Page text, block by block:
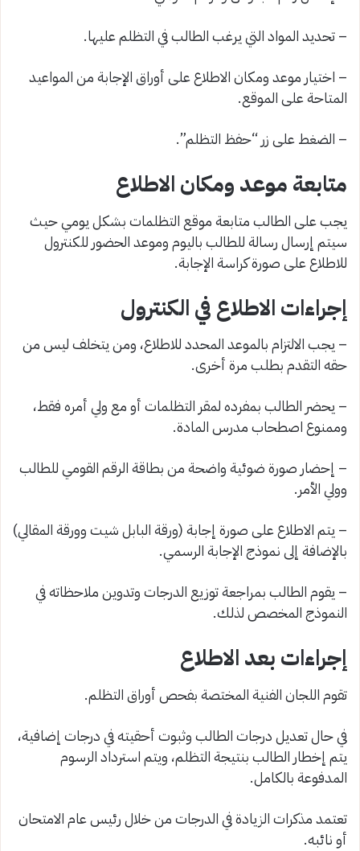
– تحديد المواد التي يرغب الطالب في التظلم عليها.
– اختيار موعد ومكان الاطلاع على أوراق الإجابة من المواعيد
المتاحة على الموقع.
– الضغط على زر “حفظ التظلم”.
متابعة موعد ومكان الاطلاع
يجب على الطالب متابعة موقع التظلمات بشكل يومي حيث
سيتم إرسال رسالة للطالب باليوم وموعد الحضور للكنترول
للاطلاع على صورة كراسة الإجابة.
إجراءات الاطلاع في الكنترول
– يجب الالتزام بالموعد المحدد للاطلاع، ومن يتخلف ليس من
حقه التقدم بطلب مرة أخرى.
– يحضر الطالب بمفرده لمقر التظلمات أو مع ولي أمره فقط،
وممنوع اصطحاب مدرس المادة.
– إحضار صورة ضوئية واضحة من بطاقة الرقم القومي للطالب
وولي الأمر.
– يتم الاطلاع على صورة إجابة (ورقة البابل شيت وورقة المقالي)
بالإضافة إلى نموذج الإجابة الرسمي.
– يقوم الطالب بمراجعة توزيع الدرجات وتدوين ملاحظاته في
النموذج المخصص لذلك.
إجراءات بعد الاطلاع
تقوم اللجان الفنية المختصة بفحص أوراق التظلم.
في حال تعديل درجات الطالب وثبوت أحقيته في درجات إضافية،
يتم إخطار الطالب بنتيجة التظلم، ويتم استرداد الرسوم
المدفوعة بالكامل.
تعتمد مذكرات الزيادة في الدرجات من خلال رئيس عام الامتحان
أو نائبه.